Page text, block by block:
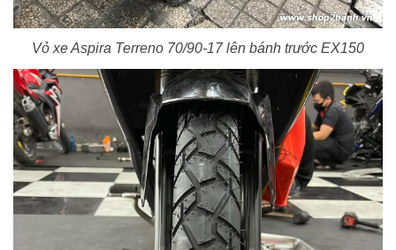
Vỏ xe Aspira Terreno 70/90-17 lên bánh trước EX150